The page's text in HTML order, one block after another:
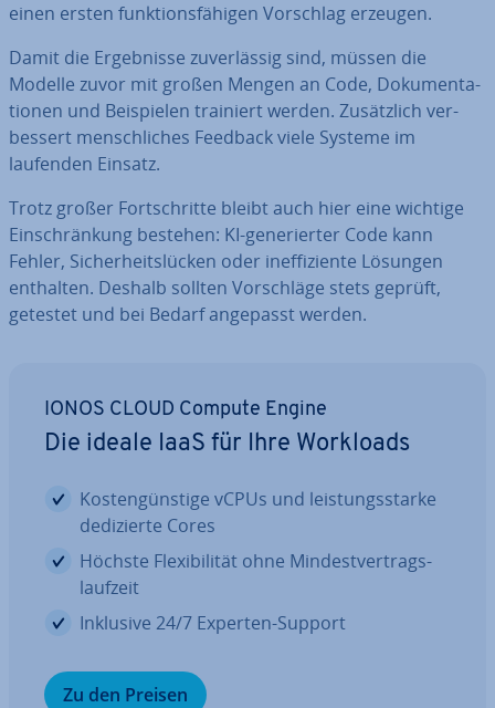
einen ersten funk­ti­ons­fä­hi­gen Vorschlag erzeugen.
Damit die Er­geb­nis­se zu­ver­läs­sig sind, müssen die
Modelle zuvor mit großen Mengen an Code, Do­ku­men­ta­
tio­nen und Bei­spie­len trainiert werden. Zu­sätz­lich ver­
bes­sert mensch­li­ches Feedback viele Systeme im
laufenden Einsatz.
Trotz großer Fort­schrit­te bleibt auch hier eine wichtige
Ein­schrän­kung bestehen: KI-ge­ne­rier­ter Code kann
Fehler, Si­cher­heits­lü­cken oder in­ef­fi­zi­en­te Lösungen
enthalten. Deshalb sollten Vor­schlä­ge stets geprüft,
getestet und bei Bedarf angepasst werden.
IONOS CLOUD Compute Engine
Die ideale IaaS für Ihre Workloads
Kos­ten­güns­ti­ge vCPUs und leis­tungs­star­ke
de­di­zier­te Cores
Höchste Fle­xi­bi­li­tät ohne Min­dest­ver­trags­
lauf­zeit
Inklusive 24/7 Experten-Support
Zu den Preisen